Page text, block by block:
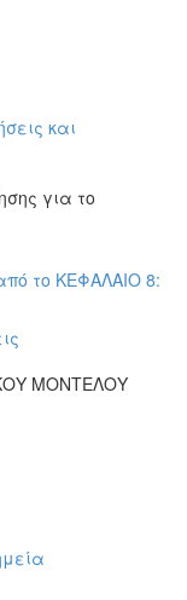
και
για το
το ΚΕΦΑΛΑΙΟ 8:
ΜΟΝΤΕΛΟΥ